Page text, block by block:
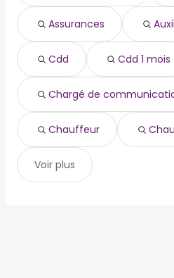
La Roche-sur-Foron
Ferney-Voltaire
Gaillard
cdi
chargé de communication
chauffeur
chauffeur livreur
chauffeur poids lourd
chauffeur routier
Assurances
Cdd Cdd 1 mois
Chargé de
Chauffeur
Voir plus